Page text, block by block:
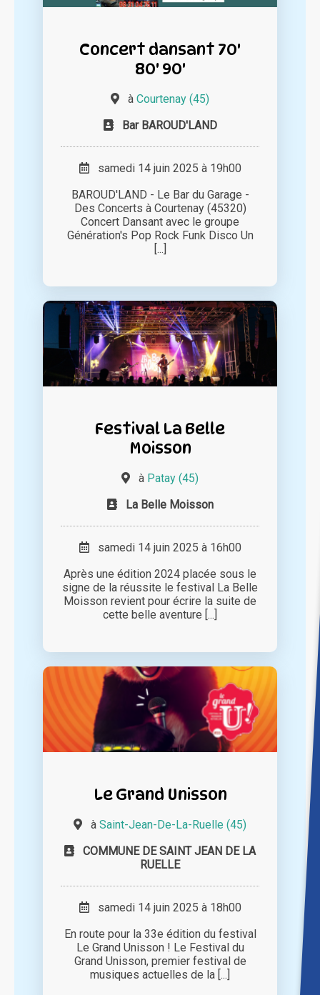
Concert dansant 70'
80' 90'
à Courtenay (45)
Bar BAROUD'LAND
samedi 14 juin 2025 à 19h00
BAROUD'LAND - Le Bar du Garage -
Des Concerts à Courtenay (45320)
Concert Dansant avec le groupe
Génération's Pop Rock Funk Disco Un
[...]
Festival La Belle
Moisson
à Patay (45)
La Belle Moisson
samedi 14 juin 2025 à 16h00
Après une édition 2024 placée sous le
signe de la réussite le festival La Belle
Moisson revient pour écrire la suite de
cette belle aventure [...]
Le Grand Unisson
à Saint-Jean-De-La-Ruelle (45)
COMMUNE DE SAINT JEAN DE LA
RUELLE
samedi 14 juin 2025 à 18h00
En route pour la 33e édition du festival
Le Grand Unisson ! Le Festival du
Grand Unisson, premier festival de
musiques actuelles de la [...]